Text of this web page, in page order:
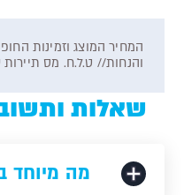
והנחות// ט.ל.ח. מס תיירות עירוני בסך 0.80€ (לאדם ללילה) ישולם
שאלות
מה מיוחד